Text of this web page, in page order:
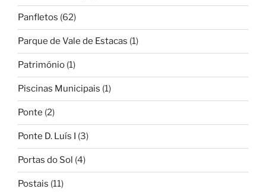
Panfletos (62)
Parque de Vale de Estacas (1)
Património (1)
Piscinas Municipais (1)
Ponte (2)
Ponte D. Luís I (3)
Portas do Sol (4)
Postais (11)